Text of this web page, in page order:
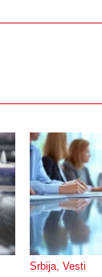
Srbija, Vesti